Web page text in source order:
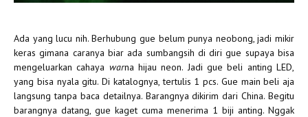
Ada yang lucu nih. Berhubung gue belum punya neobong, jadi mikir
keras gimana caranya biar ada sumbangsih di diri gue supaya bisa
mengeluarkan cahaya warna hijau neon. Jadi gue beli anting LED,
yang bisa nyala gitu. Di katalognya, tertulis 1 pcs. Gue main beli aja
langsung tanpa baca detailnya. Barangnya dikirim dari China. Begitu
barangnya datang, gue kaget cuma menerima 1 biji anting. Nggak